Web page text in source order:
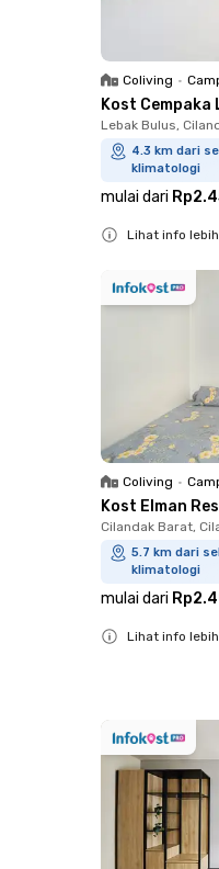
Coliving •
Kost
Lebak Bulus,
4.3 km dari
klimatologi
mulai dari
Lihat info
Coliving •
Kost Elman
Cilandak Barat,
5.7 km dari
klimatologi
mulai dari
Lihat info